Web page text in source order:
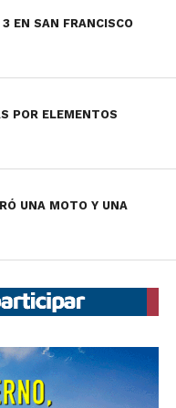
EN SAN FRANCISCO
POR ELEMENTOS
UNA MOTO Y UNA